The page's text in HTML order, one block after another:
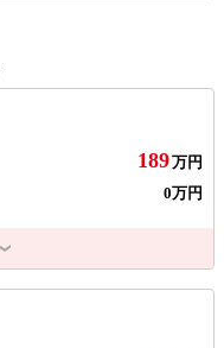
189万円
0万円